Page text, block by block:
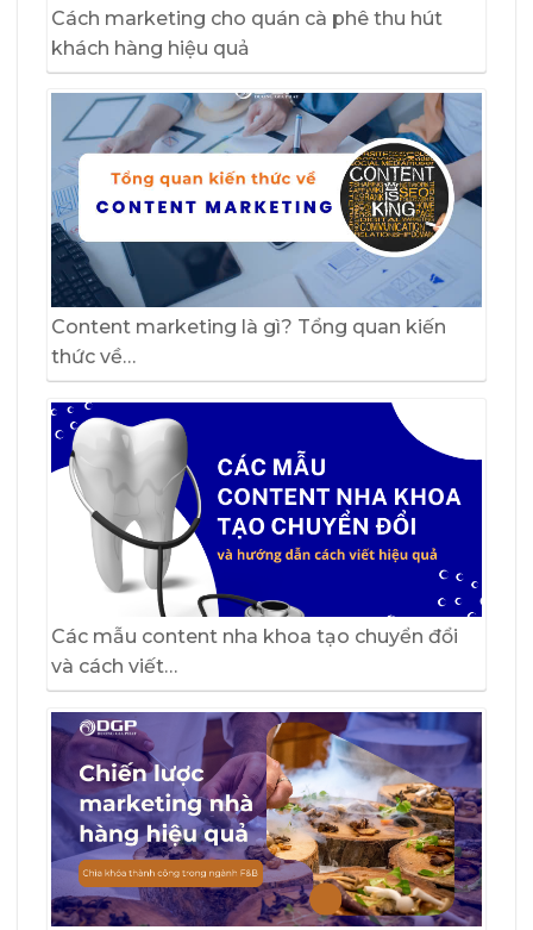
Cách marketing cho quán cà phê thu hút
khách hàng hiệu quả
Content marketing là gì? Tổng quan kiến
thức về…
Các mẫu content nha khoa tạo chuyển đổi
và cách viết…